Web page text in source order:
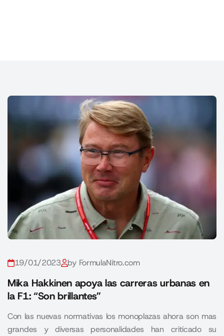
19/01/2023 by FormulaNitro.com
Mika Hakkinen apoya las carreras urbanas en
la F1: “Son brillantes”
Con las nuevas normativas los monoplazas ahora son mas
grandes y diversas personalidades han criticado su